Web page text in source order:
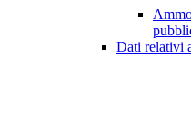
Dati relativi